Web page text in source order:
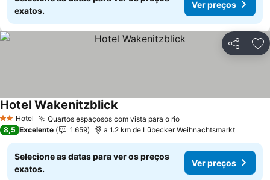
exatos.
Ver preços
Partilhar
2 Estrelas
Hotel Quartos espaçosos com vista para o rio
Hotel Wakenitzblick
8,5 Excelente 1.659 a 1.2 km de Lübecker Weihnachtsmarkt
Selecione as datas para ver os preços
exatos.
Ver preços